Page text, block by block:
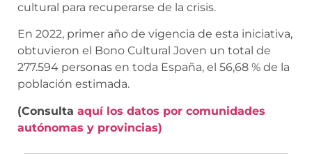
cultural para recuperarse de la crisis.
En 2022, primer año de vigencia de esta iniciativa,
obtuvieron el Bono Cultural Joven un total de
277.594 personas en toda España, el 56,68 % de la
población estimada.
(Consulta aquí los datos por comunidades
autónomas y provincias)